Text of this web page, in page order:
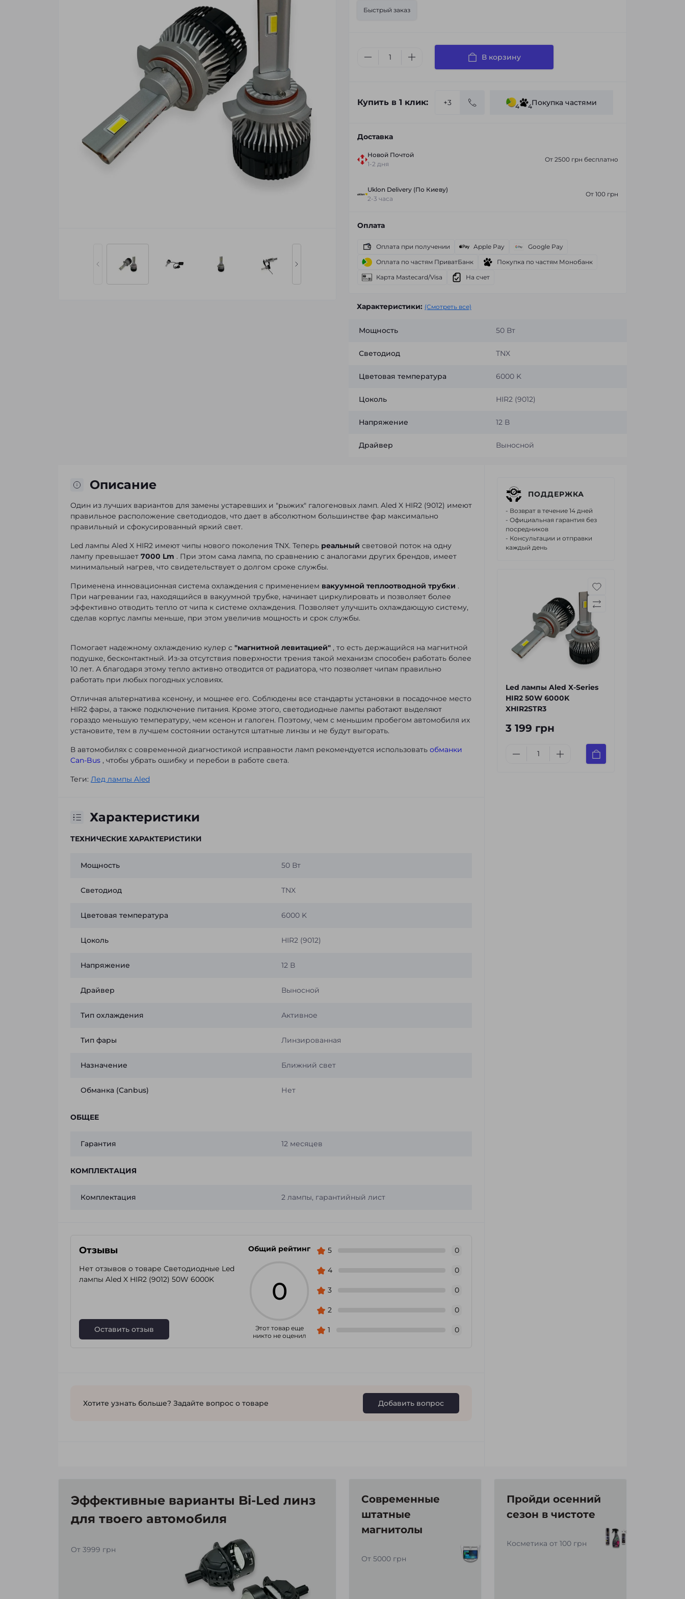
Быстрый заказ
В корзину
Купить в 1 клик: 4 4Покупка частями
Доставка
Новой Почтой
1-2 дня
От 2500 грн бесплатно
Uklon Delivery (По Киеву)
2-3 часа
От 100 грн
Оплата
Оплата при получении Apple Pay
Google Pay
Оплата по частям ПриватБанк
Покупка по частям Монобанк
Карта Mastecard/Visa
На счет
Характеристики: (Смотреть все)
Мощность 50 Вт
Светодиод TNX
Цветовая температура 6000 K
Цоколь HIR2 (9012)
Напряжение 12 В
Драйвер Выносной
Описание
Один из лучших вариантов для замены устаревших и "рыжих" галогеновых ламп. Aled X HIR2 (9012) имеют
правильное расположение светодиодов, что дает в абсолютном большинстве фар максимально
правильный и сфокусированный яркий свет.
Led лампы Aled X HIR2 имеют чипы нового поколения TNX. Теперь реальный световой поток на одну
лампу превышает 7000 Lm . При этом сама лампа, по сравнению с аналогами других брендов, имеет
минимальный нагрев, что свидетельствует о долгом сроке службы.
Применена инновационная система охлаждения с применением вакуумной теплоотводной трубки .
При нагревании газ, находящийся в вакуумной трубке, начинает циркулировать и позволяет более
эффективно отводить тепло от чипа к системе охлаждения. Позволяет улучшить охлаждающую систему,
сделав корпус лампы меньше, при этом увеличив мощность и срок службы.
Помогает надежному охлаждению кулер с "магнитной левитацией" , то есть держащийся на магнитной
подушке, бесконтактный. Из-за отсутствия поверхности трения такой механизм способен работать более
10 лет. А благодаря этому тепло активно отводится от радиатора, что позволяет чипам правильно
работать при любых погодных условиях.
Отличная альтернатива ксенону, и мощнее его. Соблюдены все стандарты установки в посадочное место
HIR2 фары, а также подключение питания. Кроме этого, светодиодные лампы работают выделяют
гораздо меньшую температуру, чем ксенон и галоген. Поэтому, чем с меньшим пробегом автомобиля их
установите, тем в лучшем состоянии останутся штатные линзы и не будут выгорать.
В автомобилях с современной диагностикой исправности ламп рекомендуется использовать обманки
Can-Bus , чтобы убрать ошибку и перебои в работе света.
Теги: Лед лампы Aled
Характеристики
ТЕХНИЧЕСКИЕ ХАРАКТЕРИСТИКИ
Мощность 50 Вт
Светодиод TNX
Цветовая температура 6000 K
Цоколь HIR2 (9012)
Напряжение 12 В
Драйвер Выносной
Тип охлаждения Активное
Тип фары Линзированная
Назначение Ближний свет
Обманка (Canbus) Нет
ОБЩЕЕ
Гарантия 12 месяцев
КОМПЛЕКТАЦИЯ
Комплектация 2 лампы, гарантийный лист
Отзывы
Нет отзывов о товаре Светодиодные Led
лампы Aled X HIR2 (9012) 50W 6000K
Оставить отзыв
Общий рейтинг
0
Этот товар еще
никто не оценил
5 0
4 0
3 0
2 0
1 0
Хотите узнать больше? Задайте вопрос о товаре Добавить вопрос
ПОДДЕРЖКА
- Возврат в течение 14 дней
- Официальная гарантия без
посредников
- Консультации и отправки
каждый день
Led лампы Aled X-Series
HIR2 50W 6000K
XHIR2STR3
3 199 грн
Эффективные варианты Bi-Led линз
для твоего автомобиля
От 3999 грн
Современные
штатные
магнитолы
От 5000 грн
Пройди осенний
сезон в чистоте
Косметика от 100 грн